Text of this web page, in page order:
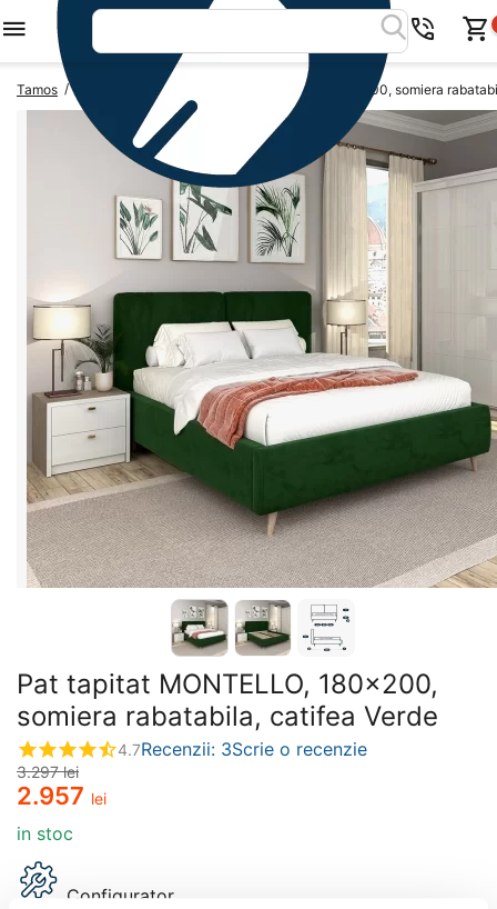
Tamos / Paturi tapitate Pat tapitat MONTELLO, 180x200, somiera
Pat tapitat MONTELLO, 180x200,
somiera rabatabila, catifea Verde
4.7Recenzii: 3Scrie o recenzie
3.297 lei
2.957 lei
in stoc
Configurator